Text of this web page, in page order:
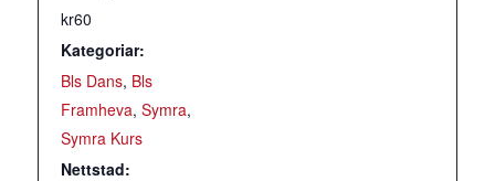
kr60
Kategoriar:
Bls Dans, Bls
Framheva, Symra,
Symra Kurs
Nettstad: